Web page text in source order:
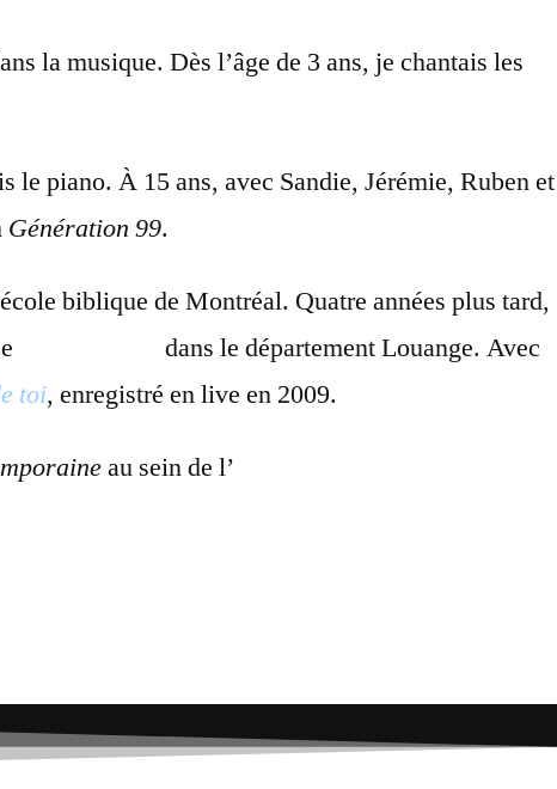
la musique. Dès l’âge de 3 ans, je chantais les
le piano. À 15 ans, avec Sandie, Jérémie, Ruben et
Génération 99.
biblique de Montréal. Quatre années plus tard,
dans le département Louange. Avec
toi, enregistré en live en 2009.
au sein de l’